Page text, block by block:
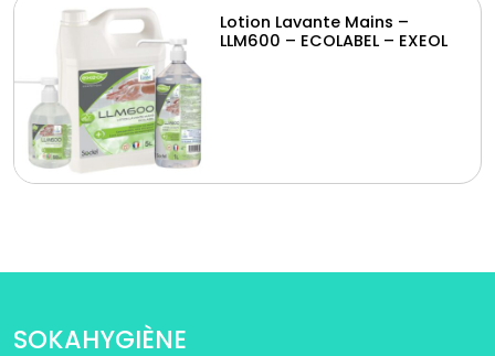
Lotion Lavante Mains –
LLM600 – ECOLABEL – EXEOL
SOKAHYGIÈNE